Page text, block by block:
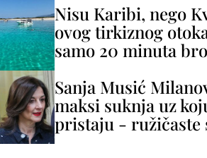
Nisu Karibi, nego
ovog tirkiznog
samo 20 minuta
Sanja Musić
maksi suknja uz
pristaju - ružičaste